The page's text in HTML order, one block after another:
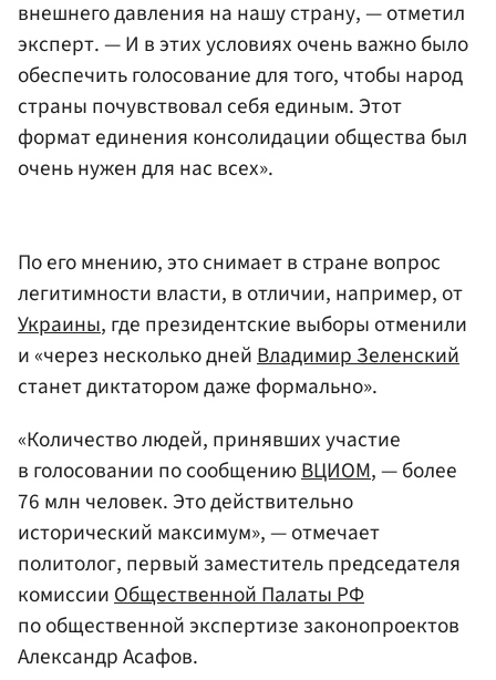
внешнего давления на нашу страну, — отметил
эксперт. — И в этих условиях очень важно было
обеспечить голосование для того, чтобы народ
страны почувствовал себя единым. Этот
формат единения консолидации общества был
очень нужен для нас всех».
По его мнению, это снимает в стране вопрос
легитимности власти, в отличии, например, от
Украины, где президентские выборы отменили
и «через несколько днейВладимир Зеленский
станет диктатором даже формально».
«Количество людей, принявших участие
в голосовании по сообщениюВЦИОМ, — более
76 млн человек. Это действительно
исторический максимум», — отмечает
политолог, первый заместитель председателя
комиссииОбщественной Палаты РФ
по общественной экспертизе законопроектов
Александр Асафов.